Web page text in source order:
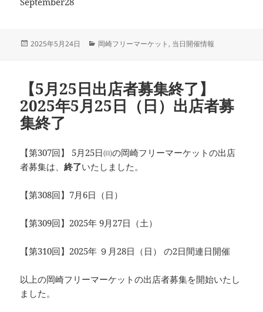
投
2025年5月24日
カ
ー
岡崎フリーマーケット , 当日開催情報
【5月25日出店者募集終了】
2025年5月25日（日）出店者募
集終了
【第307回】 5月25日㈰の岡崎フリーマーケットの出店
者募集は、終了いたしました。
【第308回】7月6日（日）
【第309回】2025年 9月27日（土）
【第310回】2025年 ９月28日（日） の2日間連日開催
以上の岡崎フリーマーケットの出店者募集を開始いたし
ました。